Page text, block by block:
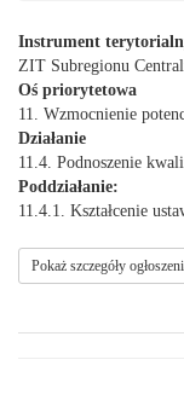
Instrument
ZIT Subregionu
Oś priorytetowa
11. Wzmocnienie
Działanie
11.4. Podnoszenie
Poddziałanie:
11.4.1. Kształcenie
Pokaż